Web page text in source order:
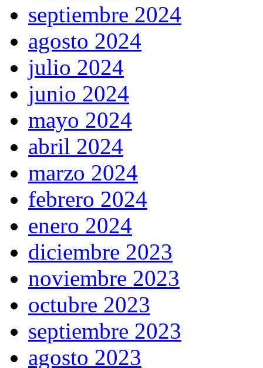
septiembre 2024
agosto 2024
julio 2024
junio 2024
mayo 2024
abril 2024
marzo 2024
febrero 2024
enero 2024
diciembre 2023
noviembre 2023
octubre 2023
septiembre 2023
agosto 2023